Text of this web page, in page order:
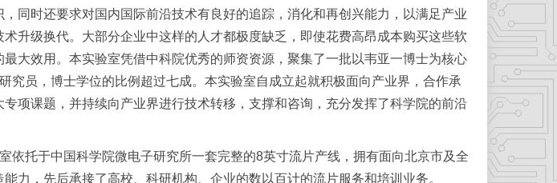
同时还要求对国内国际前沿技术有良好的追踪，消化和再创兴能力，以满足产业
升级换代。大部分企业中这样的人才都极度缺乏，即使花费高昂成本购买这些软
大效用。本实验室凭借中科院优秀的师资资源，聚集了一批以韦亚一博士为核心
究员，博士学位的比例超过七成。本实验室自成立起就积极面向产业界，合作承
项课题，并持续向产业界进行技术转移，支撑和咨询，充分发挥了科学院的前沿
托于中国科学院微电子研究所一套完整的8英寸流片产线，拥有面向北京市及全
力，先后承接了高校、科研机构、企业的数以百计的流片服务和培训业务。